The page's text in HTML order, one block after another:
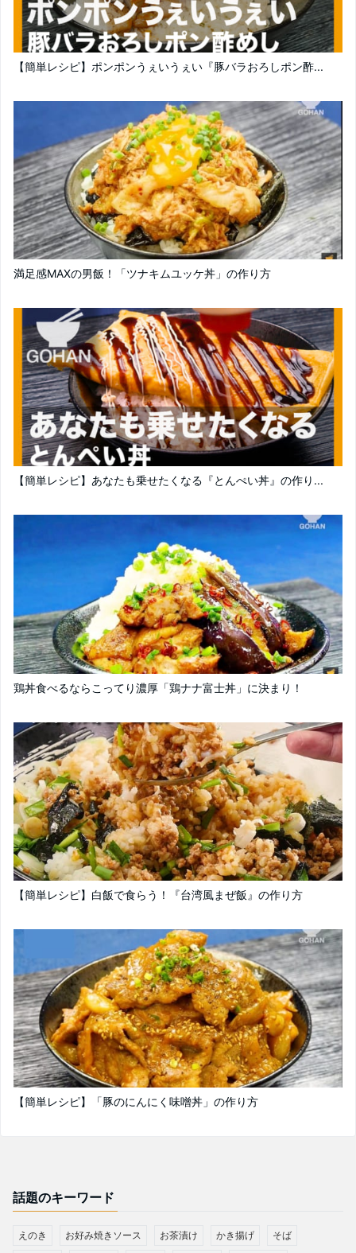
【簡単レシピ】ポンポンうぇいうぇい『豚バラおろしポン酢...
満足感MAXの男飯！「ツナキムユッケ丼」の作り方
【簡単レシピ】あなたも乗せたくなる『とんぺい丼』の作り...
鶏丼食べるならこってり濃厚「鶏ナナ富士丼」に決まり！
【簡単レシピ】白飯で食らう！『台湾風まぜ飯』の作り方
【簡単レシピ】「豚のにんにく味噌丼」の作り方
話題のキーワード
えのき お好み焼きソース お茶漬け かき揚げ そば